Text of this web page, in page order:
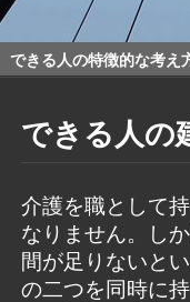
できる人の特徴的な考え
できる人の
介護を職として
なりません。し
間が足りないと
の二つを同時に